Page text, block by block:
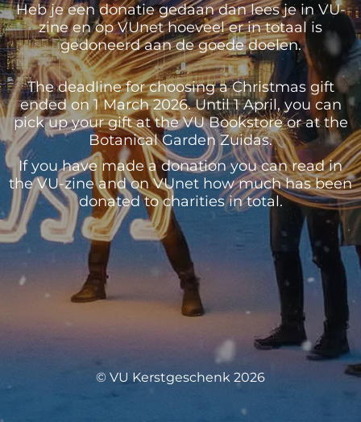
Heb je een donatie gedaan dan lees je in VU-
zine en op VUnet hoeveel er in totaal is
gedoneerd aan de goede doelen.
The deadline for choosing a Christmas gift
ended on 1 March 2026. Until 1 April, you can
pick up your gift at the VU Bookstore or at the
Botanical Garden Zuidas.
If you have made a donation you can read in
the VU-zine and on VUnet how much has been
donated to charities in total.
© VU Kerstgeschenk 2026